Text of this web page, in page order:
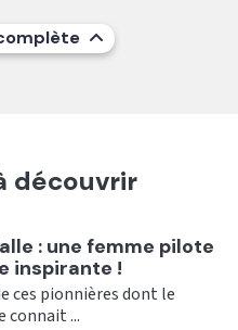
découvrir
: une femme pilote
inspirante !
ces pionnières dont le
connait ...